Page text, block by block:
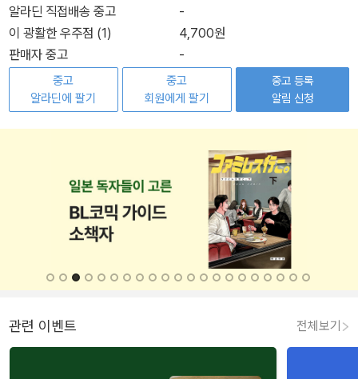
알라딘 직접배송 중고
-
이 광활한 우주점 (1)
4,700원
판매자 중고
-
중고
알라딘에 팔기
중고
회원에게 팔기
중고 등록
알림 신청
관련 이벤트 전체보기